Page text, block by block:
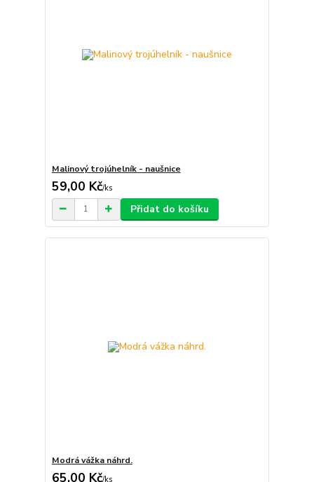
Malinový trojúhelník - naušnice
59,00 Kč/ks
Přidat do košíku
Modrá vážka náhrd.
65,00 Kč/ks